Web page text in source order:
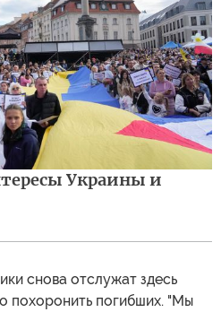
Украины и
снова отслужат здесь
похоронить погибших. "Мы